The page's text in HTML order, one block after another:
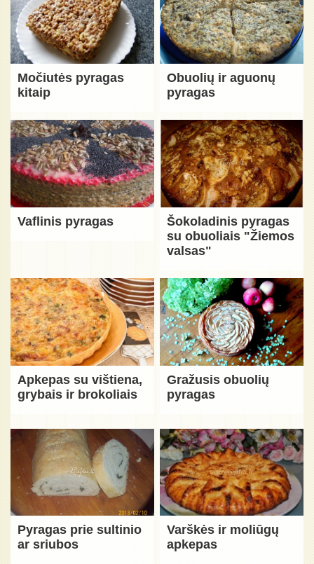
Močiutės pyragas
kitaip
Obuolių ir aguonų
pyragas
Vaflinis pyragas
Šokoladinis pyragas
su obuoliais "Žiemos
valsas"
Apkepas su vištiena,
grybais ir brokoliais
Gražusis obuolių
pyragas
Pyragas prie sultinio
ar sriubos
Varškės ir moliūgų
apkepas